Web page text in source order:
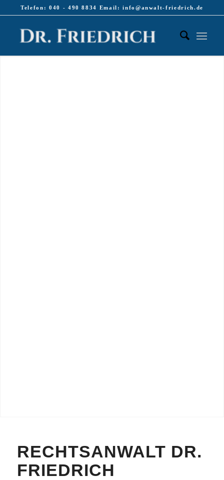
Telefon: 040 - 490 8834 Email: info@anwalt-friedrich.de
RECHTSANWALT DR.
FRIEDRICH